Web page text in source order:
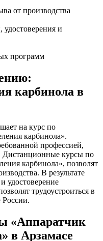
от производства
и
программ
карбинола в
на курс по
карбинола».
профессией,
Дистанционные курсы по
карбинола», позволят
В результате
удостоверение
трудоустроиться в
России.
«Аппаратчик
в Арзамасе